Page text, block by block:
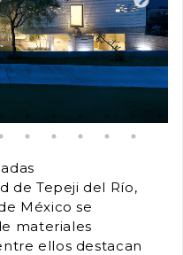
de Tepeji del Río,
México se
materiales
ellos destacan